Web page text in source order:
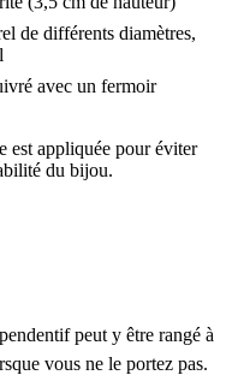
de différents diamètres,
avec un fermoir
est appliquée pour éviter
du bijou.
peut y être rangé à
vous ne le portez pas.